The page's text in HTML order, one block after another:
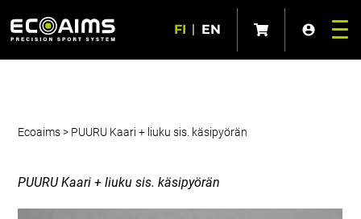
FI | EN
Ecoaims> PUURU Kaari + liuku sis. käsipyörän
PUURU Kaari + liuku sis. käsipyörän